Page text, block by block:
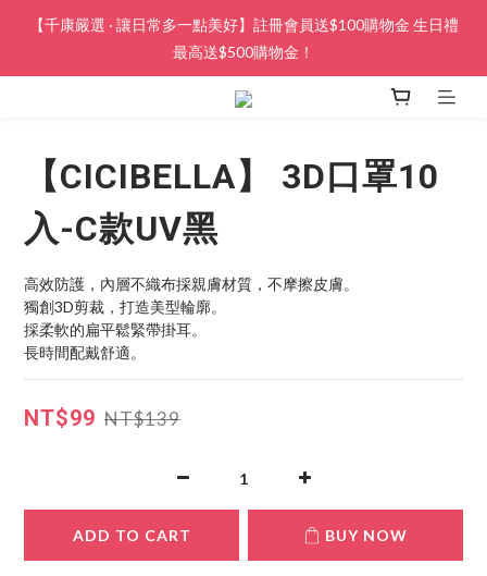
【千康嚴選 · 讓日常多一點美好】註冊會員送$100購物金 生日禮
最高送$500購物金！
【CICIBELLA】 3D口罩10
入-C款UV黑
高效防護，內層不織布採親膚材質，不摩擦皮膚。
獨創3D剪裁，打造美型輪廓。
採柔軟的扁平鬆緊帶掛耳。
長時間配戴舒適。
NT$99 NT$139
ADD TO CART BUY NOW